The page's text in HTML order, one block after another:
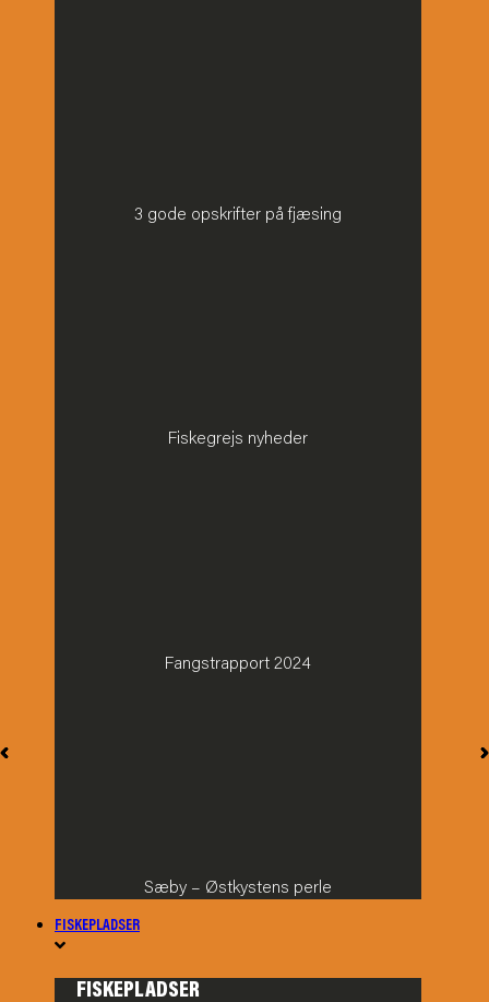
3 gode opskrifter på fjæsing
Fiskegrejs nyheder
Fangstrapport 2024
Sæby – Østkystens perle
FISKEPLADSER
FISKEPLADSER